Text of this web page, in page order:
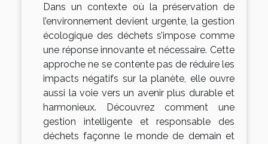
Dans un contexte où la préservation de
l’environnement devient urgente, la gestion
écologique des déchets s’impose comme
une réponse innovante et nécessaire. Cette
approche ne se contente pas de réduire les
impacts négatifs sur la planète, elle ouvre
aussi la voie vers un avenir plus durable et
harmonieux. Découvrez comment une
gestion intelligente et responsable des
déchets façonne le monde de demain et